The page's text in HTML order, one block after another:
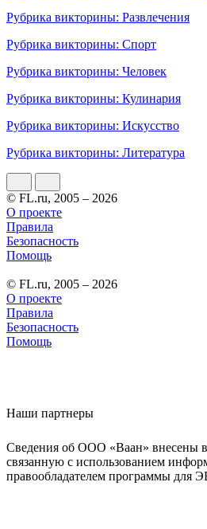
Рубрика викторины: Развлечения
Рубрика викторины: Спорт
Рубрика викторины: Человек
Рубрика викторины: Кулинария
Рубрика викторины: Искусство
Рубрика викторины: Литература
© FL.ru, 2005 – 2026
О проекте
Правила
Безопасность
Помощь
© FL.ru, 2005 – 2026
О проекте
Правила
Безопасность
Помощь
Наши партнеры
Сведения об ООО «Ваан» внесены в
связанную с использованием
правообладателем программы для